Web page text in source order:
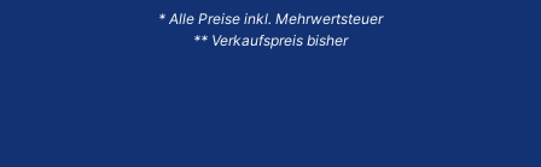
* Alle Preise inkl. Mehrwertsteuer
** Verkaufspreis bisher